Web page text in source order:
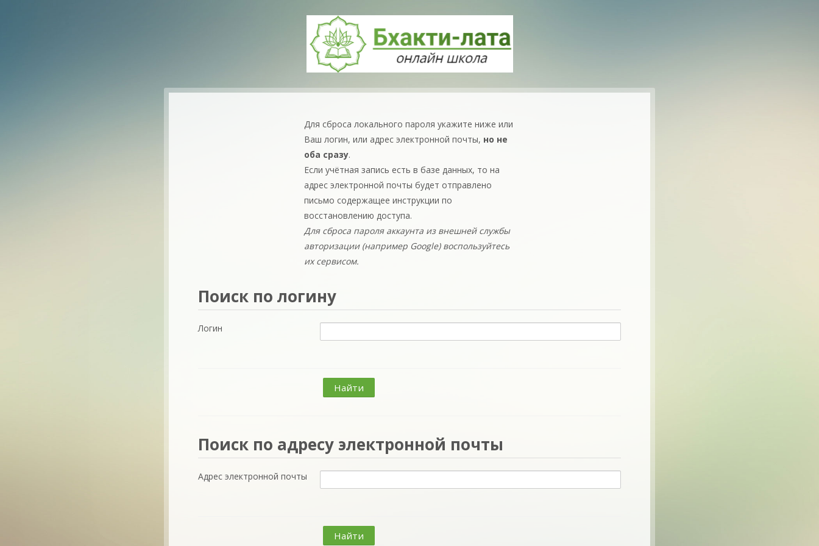
Для сброса локального пароля укажите ниже или
Ваш логин, или адрес электронной почты, но не
оба сразу.
Если учётная запись есть в базе данных, то на
адрес электронной почты будет отправлено
письмо содержащее инструкции по
восстановлению доступа.
Для сброса пароля аккаунта из внешней службы
авторизации (например Google) воспользуйтесь
их сервисом.
Поиск по логину
Поиск по логину
Логин
Поиск по адресу электронной почты
Поиск по адресу электронной почты
Адрес электронной почты